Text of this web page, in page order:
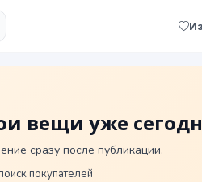
вещи уже
сразу после публикации.
покупателей